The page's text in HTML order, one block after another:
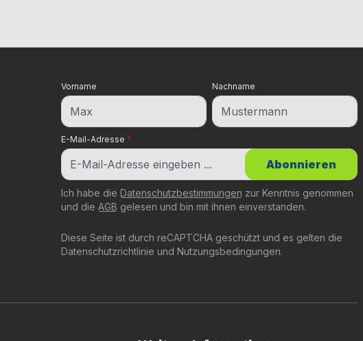
E-Mail-Adresse *
Vorname Nachname
Diese Seite ist durch reCAPTCHA geschützt und es gelten die
Datenschutzrichtlinie und Nutzungsbedingungen.
Ich habe die Datenschutzbestimmungen zur Kenntnis genommen
und die AGB gelesen und bin mit ihnen einverstanden.
Abonnieren